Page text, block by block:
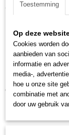
Ook interessant
Kraftwerk 3602
€ 16,68
Toestemming
Op deze
Cookies worden
aanbieden van
informatie en
media-,
hoe u onze site
combinatie met
door uw gebruik